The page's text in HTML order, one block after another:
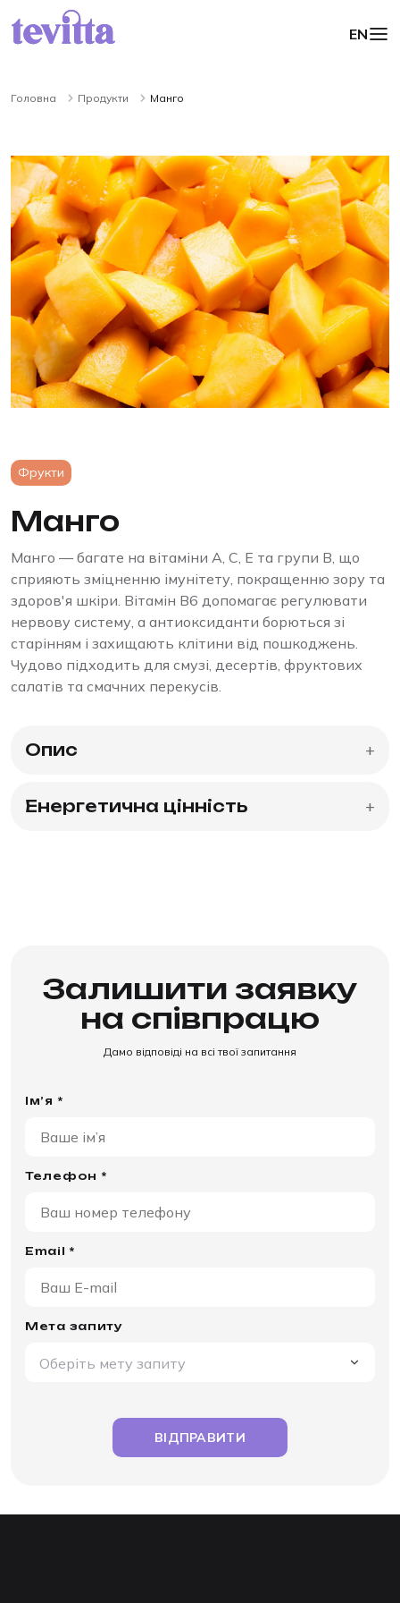
EN
Головна Продукти Манго
Фрукти
Манго
Манго — багате на вітаміни A, C, E та групи B, що
сприяють зміцненню імунітету, покращенню зору та
здоров'я шкіри. Вітамін B6 допомагає регулювати
нервову систему, а антиоксиданти борються зі
старінням і захищають клітини від пошкоджень.
Чудово підходить для смузі, десертів, фруктових
салатів та смачних перекусів.
Опис +
Енергетична цінність +
Залишити заявку
на співпрацю
Дамо відповіді на всі твої запитання
Ім’я *
Телефон *
Email *
Мета запиту